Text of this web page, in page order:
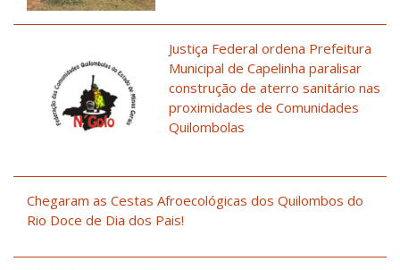
Justiça Federal ordena Prefeitura
Municipal de Capelinha paralisar
construção de aterro sanitário nas
proximidades de Comunidades
Quilombolas
Chegaram as Cestas Afroecológicas dos Quilombos do
Rio Doce de Dia dos Pais!